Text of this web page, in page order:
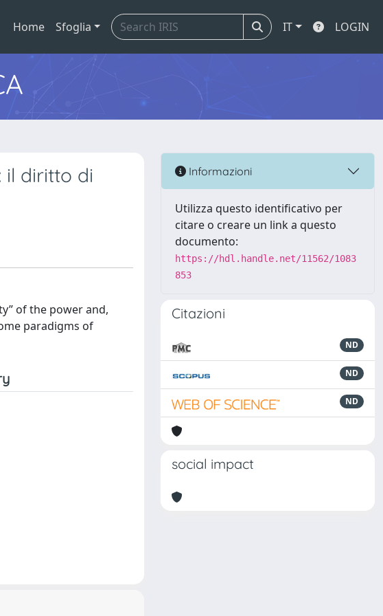
Home Sfoglia IT LOGIN
il diritto di
of the power and,
paradigms of
Informazioni
Utilizza questo identificativo per
citare o creare un link a questo
documento:
https://hdl.handle.net/11562/1083
853
Citazioni
ND
ND
ND
social impact